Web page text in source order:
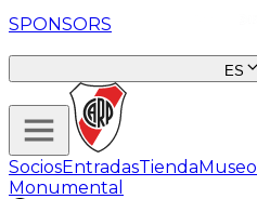
SPONSORS
ES
SociosEntradasTiendaMuseo
Monumental